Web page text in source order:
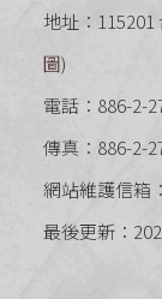
地址：115201
圖)
電話：886-2-
傳真：886-2-
網站維護信箱：
最後更新：